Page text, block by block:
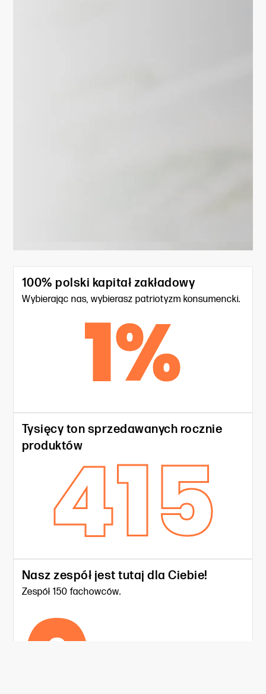
100% polski kapitał zakładowy
Wybierając nas, wybierasz patriotyzm konsumencki.
1%
415
Tysięcy ton sprzedawanych rocznie
produktów
Nasz zespół jest tutaj dla Ciebie!
Zespół 150 fachowców.
0